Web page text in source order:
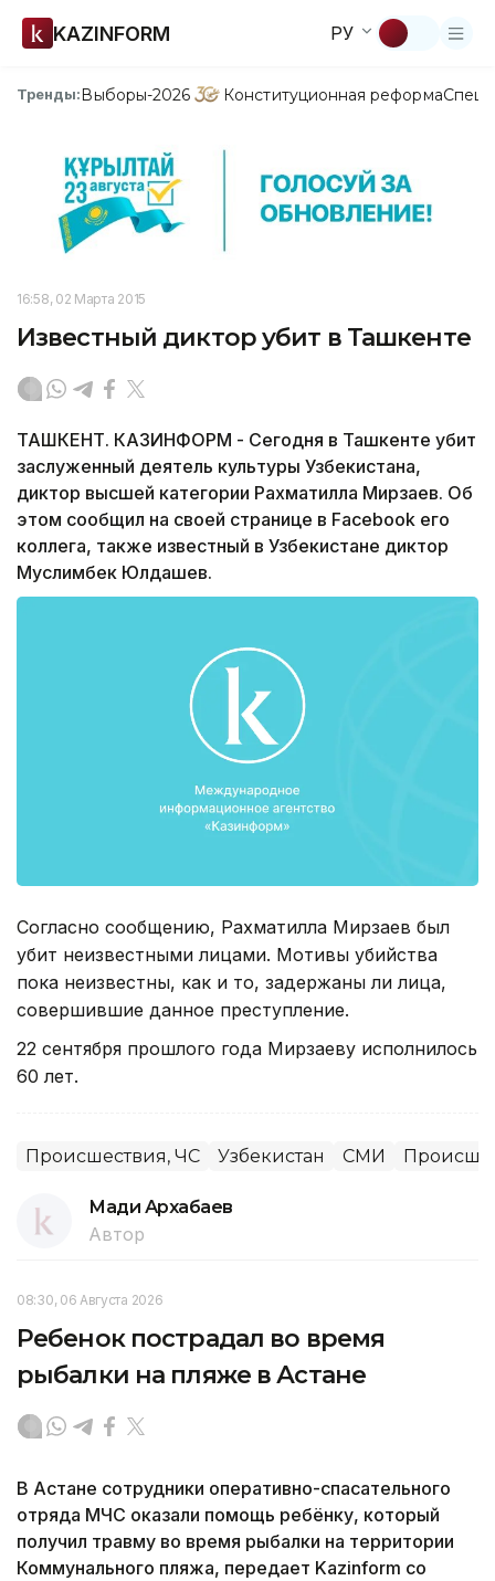
KAZINFORM РУ
Тренды:Выборы-2026 Конституционная реформа
16:58, 02 Марта 2015
Известный диктор убит в Ташкенте
ТАШКЕНТ. КАЗИНФОРМ - Сегодня в Ташкенте убит
заслуженный деятель культуры Узбекистана,
диктор высшей категории Рахматилла Мирзаев. Об
этом сообщил на своей странице в Facebook его
коллега, также известный в Узбекистане диктор
Муслимбек Юлдашев.
Согласно сообщению, Рахматилла Мирзаев был
убит неизвестными лицами. Мотивы убийства
пока неизвестны, как и то, задержаны ли лица,
совершившие данное преступление.
22 сентября прошлого года Мирзаеву исполнилось
60 лет.
Происшествия, ЧС Узбекистан СМИ
Мади Архабаев
Автор
08:30, 06 Августа 2026
Ребенок пострадал во время
рыбалки на пляже в Астане
В Астане сотрудники оперативно-спасательного
отряда МЧС оказали помощь ребёнку, который
получил травму во время рыбалки на территории
Коммунального пляжа, передает Kazinform со